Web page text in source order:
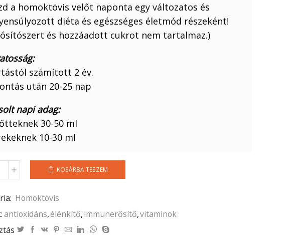
a homoktövis velőt naponta egy változatos és
diéta és egészséges életmód részeként!
és hozzáadott cukrot nem tartalmaz.)
számított 2 év.
után 20-25 nap
napi adag:
30-50 ml
10-30 ml
KOSÁRBA TESZEM
Homoktövis
antioxidáns,élénkítő,immunerősítő,vitaminok